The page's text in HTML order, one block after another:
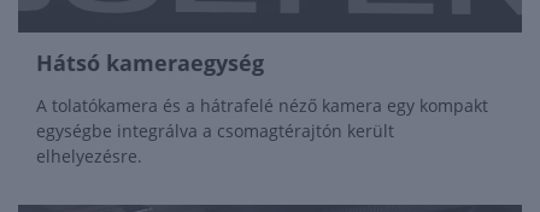
Hátsó kameraegység
A tolatókamera és a hátrafelé néző kamera egy kompakt
egységbe integrálva a csomagtérajtón került
elhelyezésre.